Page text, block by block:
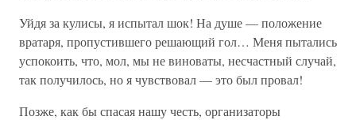
Уйдя за кулисы, я испытал шок! На душе — положение
вратаря, пропустившего решающий гол… Меня пытались
успокоить, что, мол, мы не виноваты, несчастный случай,
так получилось, но я чувствовал — это был провал!
Позже, как бы спасая нашу честь, организаторы